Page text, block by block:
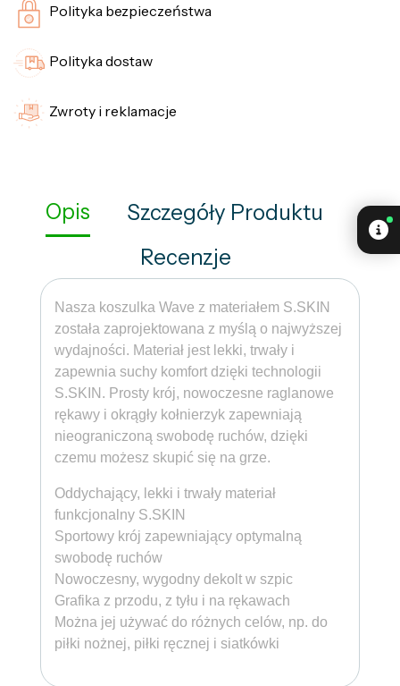
Polityka bezpieczeństwa
Polityka dostaw
Zwroty i reklamacje
Opis
Szczegóły Produktu
Recenzje
Nasza koszulka Wave z materiałem S.SKIN
została zaprojektowana z myślą o najwyższej
wydajności. Materiał jest lekki, trwały i
zapewnia suchy komfort dzięki technologii
S.SKIN. Prosty krój, nowoczesne raglanowe
rękawy i okrągły kołnierzyk zapewniają
nieograniczoną swobodę ruchów, dzięki
czemu możesz skupić się na grze.
Oddychający, lekki i trwały materiał
funkcjonalny S.SKIN
Sportowy krój zapewniający optymalną
swobodę ruchów
Nowoczesny, wygodny dekolt w szpic
Grafika z przodu, z tyłu i na rękawach
Można jej używać do różnych celów, np. do
piłki nożnej, piłki ręcznej i siatkówki